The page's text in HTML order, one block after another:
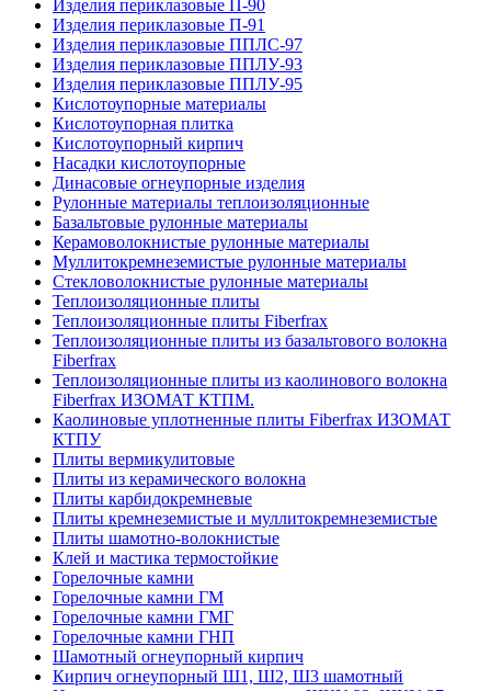
Изделия периклазовые П-90
Изделия периклазовые П-91
Изделия периклазовые ППЛС-97
Изделия периклазовые ППЛУ-93
Изделия периклазовые ППЛУ-95
Кислотоупорные материалы
Кислотоупорная плитка
Кислотоупорный кирпич
Насадки кислотоупорные
Динасовые огнеупорные изделия
Рулонные материалы теплоизоляционные
Базальтовые рулонные материалы
Керамоволокнистые рулонные материалы
Муллитокремнеземистые рулонные материалы
Стекловолокнистые рулонные материалы
Тепло­изоляционные плиты
Теплоизоляционные плиты Fiberfrax
Теплоизоляционные плиты из базальтового волокна
Fiberfrax
Теплоизоляционные плиты из каолинового волокна
Fiberfrax ИЗОМАТ КТПМ.
Каолиновые уплотненные плиты Fiberfrax ИЗОМАТ
КТПУ
Плиты вермикулитовые
Плиты из керамического волокна
Плиты карбидокремневые
Плиты кремнеземистые и муллитокремнеземистые
Плиты шамотно-волокнистые
Клей и мастика термостойкие
Горелочные камни
Горелочные камни ГМ
Горелочные камни ГМГ
Горелочные камни ГНП
Шамотный огнеупорный кирпич
Кирпич огнеупорный Ш1, Ш2, Ш3 шамотный